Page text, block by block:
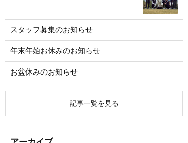
スタッフ募集のお知らせ
年末年始お休みのお知らせ
お盆休みのお知らせ
記事一覧を見る